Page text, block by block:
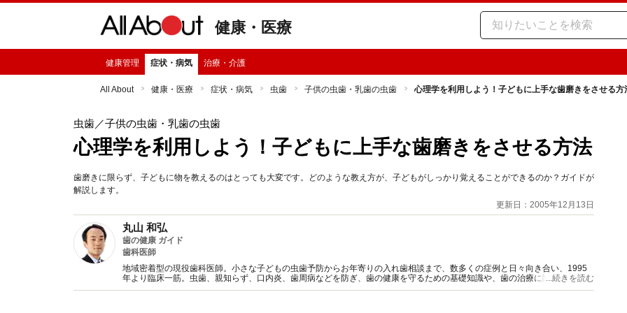
健康・医療
健康管理 症状・病気 治療・介護
All About 健康・医療 症状・病気 虫歯 子供の虫歯・乳歯の虫歯 心理学を利用しよう！子どもに上手な歯磨きをさせる方
虫歯／子供の虫歯・乳歯の虫歯
心理学を利用しよう！子どもに上手な歯磨きをさせる方法
歯磨きに限らず、子どもに物を教えるのはとっても大変です。どのような教え方が、子どもがしっかり覚えることができるのか？ガイドが
解説します。
更新日：2005年12月13日
丸山 和弘
歯の健康 ガイド
歯科医師
地域密着型の現役歯科医師。小さな子どもの虫歯予防からお年寄りの入れ歯相談まで、数多くの症例と日々向き合い、1995
年より臨床一筋。虫歯、親知らず、口内炎、歯周病などを防ぎ、歯の健康を守るための基礎知識や、歯の治療に関する情報を
わかりやすく解説します。
...続きを読む